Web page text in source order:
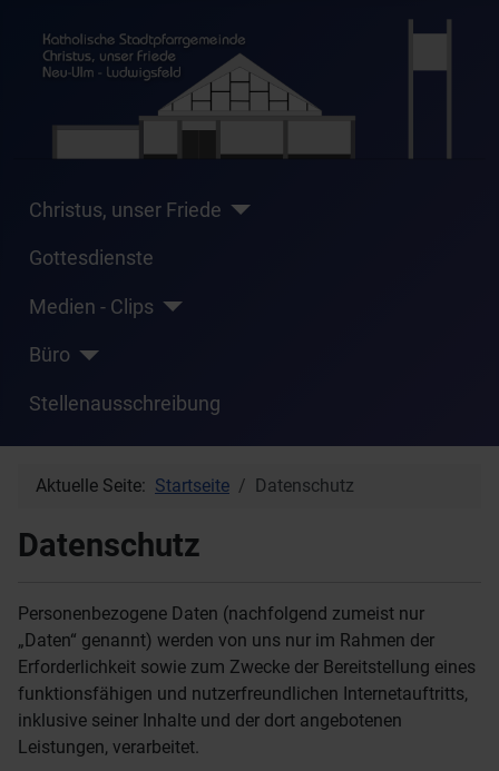
Christus, unser Friede
Gottesdienste
Medien - Clips
Büro
Stellenausschreibung
Aktuelle Seite: Startseite Datenschutz
Datenschutz
Personenbezogene Daten (nachfolgend zumeist nur
„Daten“ genannt) werden von uns nur im Rahmen der
Erforderlichkeit sowie zum Zwecke der Bereitstellung eines
funktionsfähigen und nutzerfreundlichen Internetauftritts,
inklusive seiner Inhalte und der dort angebotenen
Leistungen, verarbeitet.